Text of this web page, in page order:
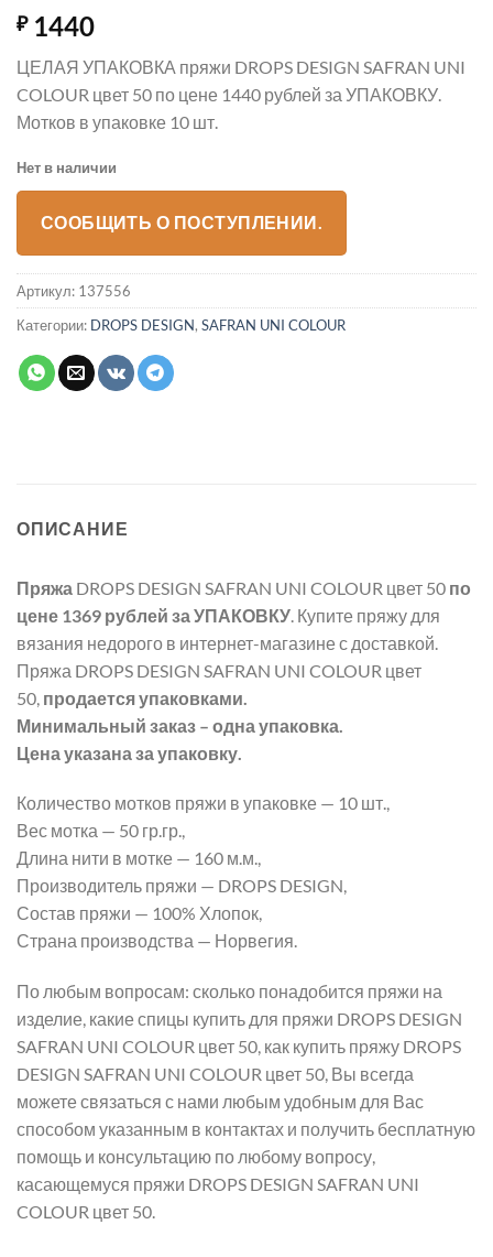
₽1440
ЦЕЛАЯ УПАКОВКА пряжи DROPS DESIGN SAFRAN UNI
COLOUR цвет 50 по цене 1440 рублей за УПАКОВКУ.
Мотков в упаковке 10 шт.
Нет в наличии
СООБЩИТЬ О ПОСТУПЛЕНИИ.
Артикул: 137556
Категории: DROPS DESIGN, SAFRAN UNI COLOUR
ОПИСАНИЕ
Пряжа DROPS DESIGN SAFRAN UNI COLOUR цвет 50 по
цене 1369 рублей за УПАКОВКУ . Купите пряжу для
вязания недорого в интернет-магазине с доставкой.
Пряжа DROPS DESIGN SAFRAN UNI COLOUR цвет
50, продается упаковками.
Минимальный заказ – одна упаковка.
Цена указана за упаковку.
Количество мотков пряжи в упаковке — 10 шт.,
Вес мотка — 50 гр.гр.,
Длина нити в мотке — 160 м.м.,
Производитель пряжи — DROPS DESIGN,
Состав пряжи — 100% Хлопок,
Страна производства — Норвегия.
По любым вопросам: сколько понадобится пряжи на
изделие, какие спицы купить для пряжи DROPS DESIGN
SAFRAN UNI COLOUR цвет 50, как купить пряжу DROPS
DESIGN SAFRAN UNI COLOUR цвет 50, Вы всегда
можете связаться с нами любым удобным для Вас
способом указанным в контактах и получить бесплатную
помощь и консультацию по любому вопросу,
касающемуся пряжи DROPS DESIGN SAFRAN UNI
COLOUR цвет 50.